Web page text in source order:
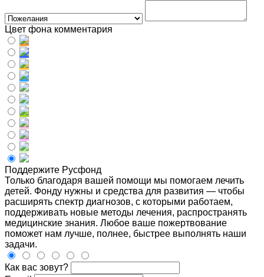
Цвет фона комментария
Поддержите Русфонд
Только благодаря вашей помощи мы помогаем лечить
детей. Фонду нужны и средства для развития — чтобы
расширять спектр диагнозов, с которыми работаем,
поддерживать новые методы лечения, распространять
медицинские знания. Любое ваше пожертвование
поможет нам лучше, полнее, быстрее выполнять наши
задачи.
Как вас зовут?